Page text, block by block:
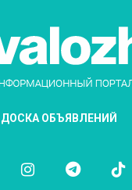
ДОСКА ОБЪЯВЛЕНИЙ